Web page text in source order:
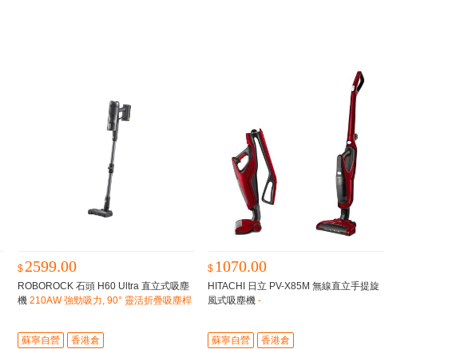
$ 2599.00
ROBOROCK 石頭 H60 Ultra 直立式吸塵
機 210AW 強勁吸力, 90° 靈活折疊吸塵桿
蘇寧自營
香港倉
$ 1070.00
HITACHI 日立 PV-X85M 無線直立手提旋
風式吸塵機 -
蘇寧自營
香港倉